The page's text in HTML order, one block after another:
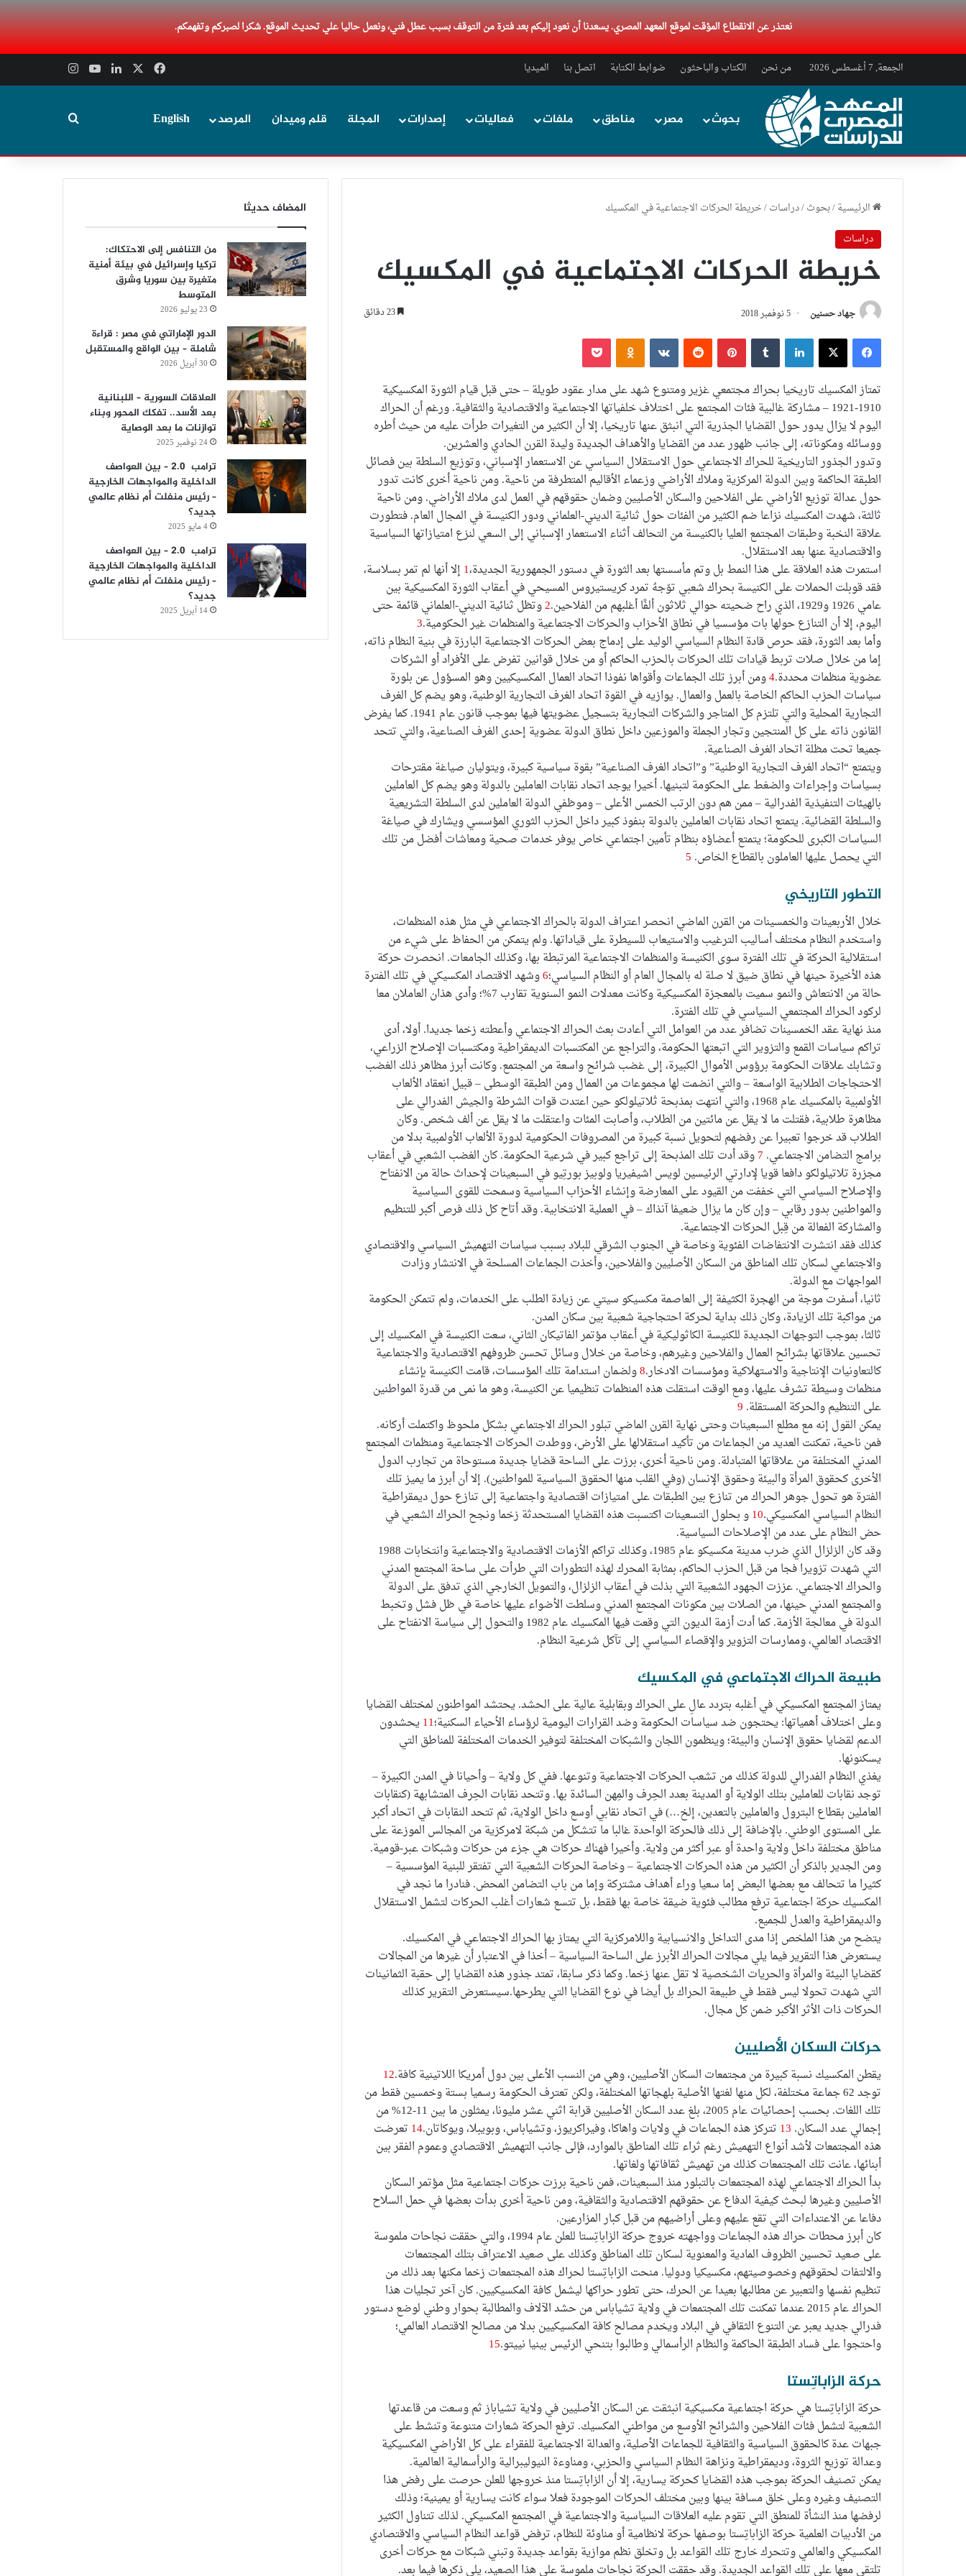
نعتذر عن الانقطاع المؤقت لموقع المعهد المصري. يسعدنا أن نعود إليكم بعد فترة من التوقف بسبب عطل فني، ونعمل حاليا علي تحديث الموقع. شكرا لصبركم وتفهمكم.
الجمعة, 7 أغسطس 2026 من نحن الكتاب والباحثون ضوابط الكتابة اتصل بنا الميديا فيسبوك لينكدإن‫YouTubeانستقرام
بحوث مصر مناطق ملفات فعاليات إصدارات المجلة قلم وميدان المرصد English بحث عن
الرئيسية/بحوث/دراسات/خريطة الحركات الاجتماعية في المكسيك
دراسات
خريطة الحركات الاجتماعية في المكسيك
جهاد حسنين 5 نوفمبر 2018
فيسبوك ‫X لينكدإن بينتيريست Odnoklassniki
‫Pocket
تمتاز المكسيك تاريخيا بحراك مجتمعي غزير ومتنوع شهد على مدار عقود طويلة – حتى قبل قيام الثورة المكسيكية
1910-1921 – مشاركة غالبية فئات المجتمع على اختلاف خلفياتها الاجتماعية والاقتصادية والثقافية. ورغم أن الحراك
اليوم لا يزال يدور حول القضايا الجذرية التي انبثق عنها تاريخيا، إلا أن الكثير من التغيرات طرأت عليه من حيث اُطره
ووسائله ومكوناته، إلى جانب ظهور عدد من القضايا والأهداف الجديدة وليدة القرن الحادي والعشرين.
وتدور الجذور التاريخية للحراك الاجتماعي حول الاستقلال السياسي عن الاستعمار الإسباني، وتوزيع السلطة بين فصائل
الطبقة الحاكمة وبين الدولة المركزية وملاك الأراضي وزعماء الأقاليم المتطرفة من ناحية. ومن ناحية أخرى كانت تدور
حول عدالة توزيع الأراضي على الفلاحين والسكان الأصليين وضمان حقوقهم في العمل لدى ملاك الأراضي. ومن ناحية
ثالثة، شهدت المكسيك نزاعا ضم الكثير من الفئات حول ثنائية الديني-العلماني ودور الكنيسة في المجال العام. فتطورت
علاقة النخبة وطبقات المجتمع العليا بالكنيسة من التحالف أثناء الاستعمار الإسباني إلى السعي لنزع امتيازاتها السياسية
والاقتصادية عنها بعد الاستقلال.
استمرت هذه العلاقة على هذا النمط بل وتم مأسستها بعد الثورة في دستور الجمهورية الجديدة،1 إلا أنها لم تمر بسلاسة،
فقد قوبلت الحملات على الكنيسة بحراك شعبي توّجهُ تمرد كريستيروس المسيحي في أعقاب الثورة المكسيكية بين
عامي 1926 و1929، الذي راح ضحيته حوالي ثلاثون ألفًا أغلبهم من الفلاحين.
2وتظل ثنائية الديني-العلماني قائمة حتى
اليوم، إلا أن التنازع حولها بات مؤسسيا في نطاق الأحزاب والحركات الاجتماعية والمنظمات غير الحكومية.3
وأما بعد الثورة، فقد حرص قادة النظام السياسي الوليد على إدماج بعض الحركات الاجتماعية البارزة في بنية النظام ذاته،
إما من خلال صلات تربط قيادات تلك الحركات بالحزب الحاكم أو من خلال قوانين تفرض على الأفراد أو الشركات
عضوية منظمات محددة.4ومن أبرز تلك الجماعات وأقواها نفوذا اتحاد العمال المكسيكيين وهو المسؤول عن بلورة
سياسات الحزب الحاكم الخاصة بالعمل والعمال. يوازيه في القوة اتحاد الغرف التجارية الوطنية، وهو يضم كل الغرف
التجارية المحلية والتي تلتزم كل المتاجر والشركات التجارية بتسجيل عضويتها فيها بموجب قانون عام 1941. كما يفرض
القانون ذاته على كل المنتجين وتجار الجملة والموزعين داخل نطاق الدولة عضوية إحدى الغرف الصناعية، والتي تتحد
جميعا تحت مظلة اتحاد الغرف الصناعية.
ويتمتع “اتحاد الغرف التجارية الوطنية” و”اتحاد الغرف الصناعية” بقوة سياسية كبيرة، ويتوليان صياغة مقترحات
بسياسات وإجراءات والضغط على الحكومة لتبنيها. أخيرا يوجد اتحاد نقابات العاملين بالدولة وهو يضم كل العاملين
بالهيئات التنفيذية الفدرالية – ممن هم دون الرتب الخمس الأعلى – وموظفي الدولة العاملين لدى السلطة التشريعية
والسلطة القضائية. يتمتع اتحاد نقابات العاملين بالدولة بنفوذ كبير داخل الحزب الثوري المؤسسي ويشارك في صياغة
السياسات الكبرى للحكومة؛ يتمتع أعضاؤه بنظام تأمين اجتماعي خاص يوفر خدمات صحية ومعاشات أفضل من تلك
التي يحصل عليها العاملون بالقطاع الخاص.
التطور التاريخي
خلال الأربعينات والخمسينات من القرن الماضي انحصر اعتراف الدولة بالحراك الاجتماعي في مثل هذه المنظمات،
واستخدم النظام مختلف أساليب الترغيب والاستيعاب للسيطرة على قياداتها. ولم يتمكن من الحفاظ على شيء من
استقلالية الحركة في تلك الفترة سوى الكنيسة والمنظمات الاجتماعية المرتبطة بها، وكذلك الجامعات. انحصرت حركة
هذه الأخيرة حينها في نطاق ضيق لا صلة له بالمجال العام أو النظام السياسي؛6وشهد الاقتصاد المكسيكي في تلك الفترة
حالة من الانتعاش والنمو سميت بالمعجزة المكسيكية وكانت معدلات النمو السنوية تقارب 7%؛ وأدى هذان العاملان معا
لركود الحراك المجتمعي السياسي في تلك الفترة.
منذ نهاية عقد الخمسينات تضافر عدد من العوامل التي أعادت بعث الحراك الاجتماعي وأعطته زخما جديدا. أولا، أدى
تراكم سياسات القمع والتزوير التي اتبعتها الحكومة، والتراجع عن المكتسبات الديمقراطية ومكتسبات الإصلاح الزراعي،
وتشابك علاقات الحكومة برؤوس الأموال الكبيرة، إلى غضب شرائح واسعة من المجتمع. وكانت أبرز مظاهر ذلك الغضب
الاحتجاجات الطلابية الواسعة – والتي انضمت لها مجموعات من العمال ومن الطبقة الوسطى – قبيل انعقاد الألعاب
الأولمبية بالمكسيك عام 1968، والتي انتهت بمذبحة تْلاتيلولكو حين اعتدت قوات الشرطة والجيش الفدرالي على
مظاهرة طلابية، فقتلت ما لا يقل عن مائتين من الطلاب، وأصابت المئات واعتقلت ما لا يقل عن ألف شخص. وكان
الطلاب قد خرجوا تعبيرا عن رفضهم لتحويل نسبة كبيرة من المصروفات الحكومية لدورة الألعاب الأولمبية بدلا من
برامج التضامن الاجتماعي. وقد أدت تلك المذبحة إلى تراجع كبير في شرعية الحكومة. كان الغضب الشعبي في أعقاب
مجزرة تلاتيلولكو دافعا قويا لإدارتي الرئيسين لويس اشيفيريا ولوبيز بورتِيو في السبعينات لإحداث حالة من الانفتاح
والإصلاح السياسي التي خففت من القيود على المعارضة وإنشاء الأحزاب السياسية وسمحت للقوى السياسية
والمواطنين بدور رقابي – وإن كان ما يزال ضعيفا آنذاك – في العملية الانتخابية. وقد أتاح كل ذلك فرص أكبر للتنظيم
والمشاركة الفعالة من قِبل الحركات الاجتماعية.
كذلك فقد انتشرت الانتفاضات الفئوية وخاصة في الجنوب الشرقي للبلاد بسبب سياسات التهميش السياسي والاقتصادي
والاجتماعي لسكان تلك المناطق من السكان الأصليين والفلاحين، وأخذت الجماعات المسلحة في الانتشار وزادت
المواجهات مع الدولة.
ثانيا، أسفرت موجة من الهجرة الكثيفة إلى العاصمة مكسيكو سيتي عن زيادة الطلب على الخدمات، ولم تتمكن الحكومة
من مواكبة تلك الزيادة، وكان ذلك بداية لحركة احتجاجية شعبية بين سكان المدن.
ثالثا، بموجب التوجهات الجديدة للكنيسة الكاثوليكية في أعقاب مؤتمر الفاتيكان الثاني، سعت الكنيسة في المكسيك إلى
تحسين علاقاتها بشرائح العمال والفلاحين وغيرهم، وخاصة من خلال وسائل تحسن ظروفهم الاقتصادية والاجتماعية
كالتعاونيات الإنتاجية والاستهلاكية ومؤسسات الادخار.8ولضمان استدامة تلك المؤسسات، قامت الكنيسة بإنشاء
منظمات وسيطة تشرف عليها، ومع الوقت استقلت هذه المنظمات تنظيميا عن الكنيسة، وهو ما نمى من قدرة المواطنين
على التنظيم والحركة المستقلة.
يمكن القول إنه مع مطلع السبعينات وحتى نهاية القرن الماضي تبلور الحراك الاجتماعي بشكل ملحوظ واكتملت أركانه.
فمن ناحية، تمكنت العديد من الجماعات من تأكيد استقلالها على الأرض، ووطدت الحركات الاجتماعية ومنظمات المجتمع
المدني المختلفة من علاقاتها المتبادلة. ومن ناحية أخرى، برزت على الساحة قضايا جديدة مستوحاة من تجارب الدول
الأخرى كحقوق المرأة والبيئة وحقوق الإنسان (وفي القلب منها الحقوق السياسية للمواطنين). إلا أن أبرز ما يميز تلك
الفترة هو تحول جوهر الحراك من تنازع بين الطبقات على امتيازات اقتصادية واجتماعية إلى تنازع حول ديمقراطية
النظام السياسي المكسيكي.10و بحلول التسعينات اكتسبت هذه القضايا المستحدثة زخما ونجح الحراك الشعبي في
حض النظام على عدد من الإصلاحات السياسية.
وقد كان الزلزال الذي ضرب مدينة مكسيكو عام 1985، وكذلك تراكم الأزمات الاقتصادية والاجتماعية وانتخابات 1988
التي شهدت تزويرا فجا من قبل الحزب الحاكم، بمثابة المحرك لهذه التطورات التي طرأت على ساحة المجتمع المدني
والحراك الاجتماعي. عززت الجهود الشعبية التي بذلت في أعقاب الزلزال، والتمويل الخارجي الذي تدفق على الدولة
والمجتمع المدني حينها، من الصلات بين مكونات المجتمع المدني وسلطت الأضواء عليها خاصة في ظل فشل وتخبط
الدولة في معالجة الأزمة. كما أدت أزمة الديون التي وقعت فيها المكسيك عام 1982 والتحول إلى سياسة الانفتاح على
الاقتصاد العالمي، وممارسات التزوير والإقصاء السياسي إلى تآكل شرعية النظام.
طبيعة الحراك الاجتماعي في المكسيك
يمتاز المجتمع المكسيكي في أغلبه بتردد عالِ على الحراك وبقابلية عالية على الحشد. يحتشد المواطنون لمختلف القضايا
وعلى اختلاف أهمياتها: يحتجون ضد سياسات الحكومة وضد القرارات اليومية لرؤساء الأحياء السكنية؛11يحشدون
الدعم لقضايا حقوق الإنسان والبيئة؛ وينظمون اللجان والشبكات المختلفة لتوفير الخدمات المختلفة للمناطق التي
يسكنونها.
يغذي النظام الفدرالي للدولة كذلك من تشعب الحركات الاجتماعية وتنوعها. ففي كل ولاية – وأحيانا في المدن الكبيرة –
توجد نقابات للعاملين بتلك الولاية أو المدينة بعدد الحِرف والمِهن السائدة بها. وتتحد نقابات الحِرف المتشابهة (كنقابات
العاملين بقطاع البترول والعاملين بالتعدين، إلخ…) في اتحاد نقابي أوسع داخل الولاية، ثم تتحد النقابات في اتحاد أكبر
على المستوى الوطني. بالإضافة إلى ذلك فالحركة الواحدة غالبا ما تتشكل من شبكة لامركزية من المجالس الموزعة على
مناطق مختلفة داخل ولاية واحدة أو عبر أكثر من ولاية. وأخيرا فهناك حركات هي جزء من حركات وشبكات عبر-قومية.
ومن الجدير بالذكر أن الكثير من هذه الحركات الاجتماعية – وخاصة الحركات الشعبية التي تفتقر للبنية المؤسسية –
كثيرا ما تتحالف مع بعضها البعض إما سعيا وراء أهداف مشتركة وإما من باب التضامن المحض. فنادرا ما نجد في
المكسيك حركة اجتماعية ترفع مطالب فئوية ضيقة خاصة بها فقط، بل تتسع شعارات أغلب الحركات لتشمل الاستقلال
والديمقراطية والعدل للجميع.
يتضح من هذا الملخص إذا مدى التداخل والانسيابية واللامركزية التي يمتاز بها الحراك الاجتماعي في المكسيك.
يستعرض هذا التقرير فيما يلي مجالات الحراك الأبرز على الساحة السياسية – أخذا في الاعتبار أن غيرها من المجالات
كقضايا البيئة والمرأة والحريات الشخصية لا تقل عنها زخما. وكما ذكر سابقا، تمتد جذور هذه القضايا إلى حقبة الثمانينات
التي شهدت تحولا ليس فقط في طبيعة الحراك بل أيضا في نوع القضايا التي يطرحها.سيستعرض التقرير كذلك
الحركات ذات الأثر الأكبر ضمن كل مجال.
حركات السكان الأصليين
يقطن المكسيك نسبة كبيرة من مجتمعات السكان الأصليين، وهي من النسب الأعلى بين دول أمريكا اللاتينية كافة.12
توجد 62 جماعة مختلفة، لكل منها لغتها الأصلية بلهجاتها المختلفة، ولكن تعترف الحكومة رسميا بستة وخمسين فقط من
تلك اللغات. بحسب إحصائيات عام 2005، بلغ عدد السكان الأصليين قرابة اثني عشر مليونا، يمثلون ما بين 11-12% من
إجمالي عدد السكان.
تتركز هذه الجماعات في ولايات واهاكا، وفيراكريوز، وتشياباس، وبويبلا، ويوكاتان.14 تعرضت
هذه المجتمعات لأشد أنواع التهميش رغم ثراء تلك المناطق بالموارد، فإلى جانب التهميش الاقتصادي وعموم الفقر بين
أبنائها، عانت تلك المجتمعات كذلك من تهميش ثقافاتها ولغاتها.
بدأ الحراك الاجتماعي لهذه المجتمعات بالتبلور منذ السبعينات، فمن ناحية برزت حركات اجتماعية مثل مؤتمر السكان
الأصليين وغيرها لبحث كيفية الدفاع عن حقوقهم الاقتصادية والثقافية، ومن ناحية أخرى بدأت بعضها في حمل السلاح
دفاعا عن الاعتداءات التي تقع عليهم وعلى أراضيهم من قبل كبار المزارعين.
كان أبرز محطات حراك هذه الجماعات وواجهته خروج حركة الزاباتِستا للعلن عام 1994، والتي حققت نجاحات ملموسة
على صعيد تحسين الظروف المادية والمعنوية لسكان تلك المناطق وكذلك على صعيد الاعتراف بتلك المجتمعات
والالتفات لحقوقهم وخصوصيتهم، مكسيكيا ودوليا. منحت الزاباتِستا لحراك هذه المجتمعات زخما مكنها بعد ذلك من
تنظيم نفسها والتعبير عن مطالبها بعيدا عن الحرك، حتى تطور حراكها ليشمل كافة المكسيكيين. كان آخر تجليات هذا
الحراك عام 2015 عندما تمكنت تلك المجتمعات في ولاية تشياباس من حشد الآلاف والمطالبة بحوار وطني لوضع دستور
فدرالي جديد يعبر عن التنوع الثقافي في البلاد ويخدم مصالح كافة المكسيكيين بدلا من مصالح الاقتصاد العالمي؛
واحتجوا على فساد الطبقة الحاكمة والنظام الرأسمالي وطالبوا بتنحي الرئيس بينيا نييتو.15
حركة الزاباتِستا
حركة الزاباتِستا هي حركة اجتماعية مكسيكية انبثقت عن السكان الأصليين في ولاية تشياباز ثم وسعت من قاعدتها
الشعبية لتشمل فئات الفلاحين والشرائح الأوسع من مواطني المكسيك. ترفع الحركة شعارات متنوعة وتنشط على
جبهات عدة كالحقوق السياسية والثقافية للجماعات الأصلية، والعدالة الاجتماعية للفقراء على كل الأراضي المكسيكية
وعدالة توزيع الثروة، وديمقراطية ونزاهة النظام السياسي والحزبي، ومناوءة النيوليبرالية والرأسمالية العالمية.
يمكن تصنيف الحركة بموجب هذه القضايا كحركة يسارية، إلا أن الزاباتِستا منذ خروجها للعلن حرصت على رفض هذا
التصنيف وغيره وعلى خلق مسافة بينها وبين مختلف الحركات الموجودة فعلا سواء كانت يسارية أو يمينية؛ وذلك
لرفضها منذ النشأة للمنطق التي تقوم عليه العلاقات السياسية والاجتماعية في المجتمع المكسيكي. لذلك تتناول الكثير
من الأدبيات العلمية حركة الزاباتِستا بوصفها حركة لانظامية أو مناوئة للنظام، ترفض قواعد النظام السياسي والاقتصادي
المكسيكي والعالمي وتتحرك خارج تلك القواعد بل وتخلق نظم موازية بقواعد جديدة وتبني شبكات مع حركات أخرى
تلتقي معها على تلك القواعد الجديدة. وقد حققت الحركة نجاحات ملموسة على هذا الصعيد، يلي ذكرها فيما بعد.
المضاف حديثا
من التنافس إلى الاحتكاك:
تركيا وإسرائيل في بيئة أمنية
متغيرة بين سوريا وشرق
المتوسط
23 يوليو 2026
الدور الإماراتي في مصر : قراءة
شاملة – بين الواقع والمستقبل
30 أبريل 2026
العلاقات السورية – اللبنانية
بعد الأسد.. تفكك المحور وبناء
توازنات ما بعد الوصاية
24 نوفمبر 2025
ترامب 2.0 – بين العواصف
الداخلية والمواجهات الخارجية
– رئيس منفلت أم نظام عالمي
جديد؟
4 مايو 2025
ترامب 2.0 – بين العواصف
الداخلية والمواجهات الخارجية
– رئيس منفلت أم نظام عالمي
جديد؟
14 أبريل 2025